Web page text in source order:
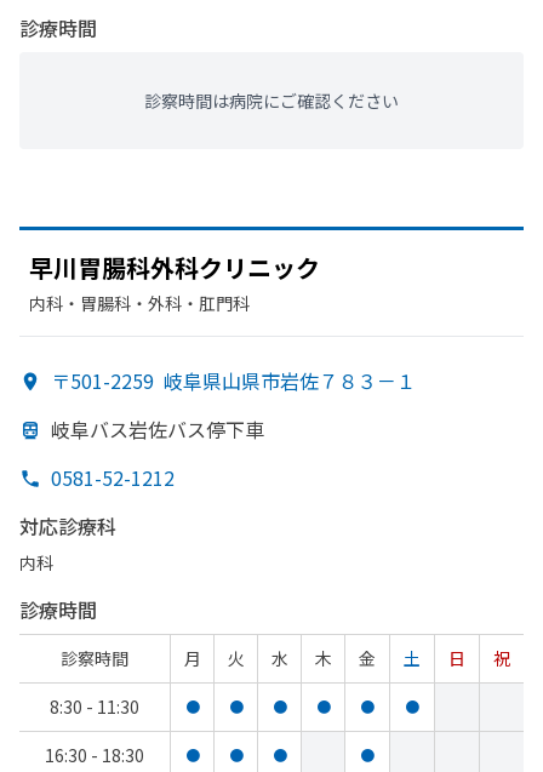
診療時間
診察時間は病院にご確認ください
早川胃腸科外科クリニック
内科・​胃腸科・​外科・​肛門科
〒501-2259 岐阜県山県市岩佐７８３－１
岐阜バス岩佐バス停下車
0581-52-1212
対応診療科
内科
診療時間
診察時間 月 火 水 木 金 土 日
祝
8:30 - 11:30
● ● ● ● ● ●
16:30 - 18:30 ● ● ● ●